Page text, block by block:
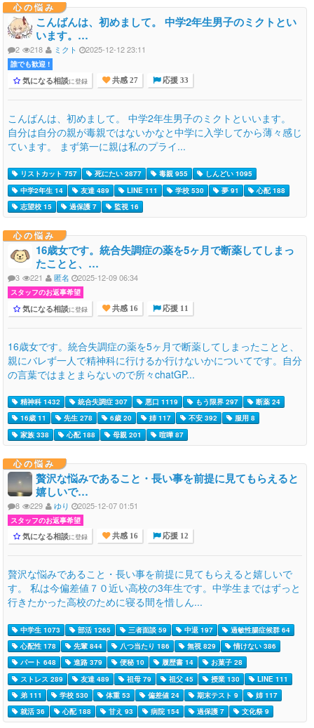
心の悩み
こんばんは、初めまして。 中学2年生男子のミクトとい
います。…
2 218 ミクト 2025-12-12 23:11
誰でも歓迎 !
気になる相談に登録 共感 27 応援 33
こんばんは、初めまして。 中学2年生男子のミクトといいます。
自分は自分の親が毒親ではないかなと中学に入学してから薄々感じ
ています。 まず第一に親は私のプライ...
リストカット 757 死にたい 2877 毒親 955
しんどい 1095
中学2年生 14
友達 489 LINE 111 学校 530 夢 91
心配 188
志望校 15
過保護 7 監視 16
心の悩み
16歳女です。統合失調症の薬を5ヶ月で断薬してしまっ
たことと、…
3 221 匿名 2025-12-09 06:34
スタッフのお返事希望
気になる相談に登録 共感 16 応援 11
16歳女です。統合失調症の薬を5ヶ月で断薬してしまったことと、
親にバレず一人で精神科に行けるか行けないかについてです。自分
の言葉ではまとまらないので所々chatGP...
精神科 1432 統合失調症 307 悪口 1119 もう限界 297
断薬 24
16歳 11
先生 278 6歳 20 姉 117 不安 392
服用 8
家族 338
心配 188 母親 201 喧嘩 87
心の悩み
贅沢な悩みであること・長い事を前提に見てもらえると
嬉しいで…
8 229 ゆり 2025-12-07 01:51
スタッフのお返事希望
気になる相談に登録 共感 16 応援 12
贅沢な悩みであること・長い事を前提に見てもらえると嬉しいで
す。 私は今偏差値７０近い高校の3年生です。中学生まではずっと
行きたかった高校のために寝る間を惜しん...
中学生 1073 部活 1265 三者面談 59 中退 197
過敏性腸症候群 64
心配性 178
先輩 844 八つ当たり 186 無視 829
情けない 386
パート 648
進路 379 便秘 10 履歴書 14
お菓子 28
ストレス 289
友達 489 祖母 79 祖父 45 授業 130
LINE 111
弟 111
学校 530 体重 53 偏差値 24 期末テスト 9
姉 117
就活 36
心配 188 甘え 93 病院 154 過保護 7 文化祭 9